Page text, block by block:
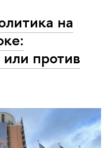
на
против